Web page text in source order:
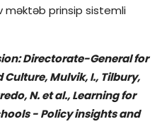
məktəb prinsip sistemli
Directorate-General for
Mulvik, I., Tilbury,
N. et al., Learning for
- Policy insights and